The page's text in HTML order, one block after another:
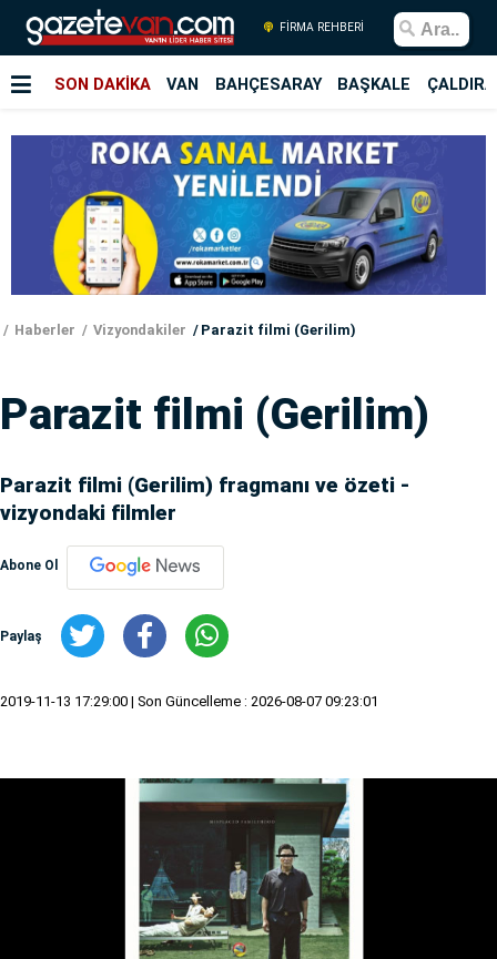
FİRMA REHBERİ
SON DAKİKA VAN BAHÇESARAY BAŞKALE
Haberler Vizyondakiler Parazit filmi (Gerilim)
Parazit filmi (Gerilim)
Parazit filmi (Gerilim) fragmanı ve özeti -
vizyondaki filmler
Abone Ol
Paylaş
2019-11-13 17:29:00 | Son Güncelleme : 2026-08-07 09:23:01